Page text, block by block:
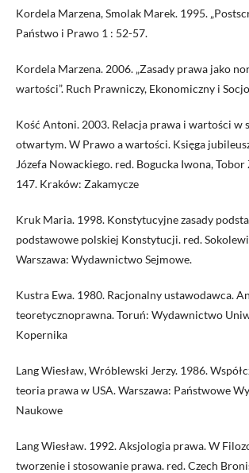
Kordela Marzena, Smolak Marek. 1995.
Państwo i Prawo 1 : 52-57.
Kordela Marzena. 2006. „Zasady prawa jako
wartości”. Ruch Prawniczy, Ekonomiczny i
Kość Antoni. 2003. Relacja prawa i wartości w
otwartym. W Prawo a wartości. Księga
Józefa Nowackiego. red. Bogucka Iwona,
147. Kraków: Zakamycze
Kruk Maria. 1998. Konstytucyjne zasady
podstawowe polskiej Konstytucji. red.
Warszawa: Wydawnictwo Sejmowe.
Kustra Ewa. 1980. Racjonalny ustawodawca.
teoretycznoprawna. Toruń: Wydawnictwo
Kopernika
Lang Wiesław, Wróblewski Jerzy. 1986.
teoria prawa w USA. Warszawa: Państwowe
Naukowe
Lang Wiesław. 1992. Aksjologia prawa. W
tworzenie i stosowanie prawa. red. Czech